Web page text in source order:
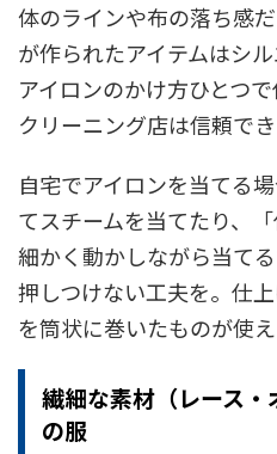
体のラインや布の落ち感
が作られたアイテムはシ
アイロンのかけ方ひとつ
クリーニング店は信頼で
自宅でアイロンを当てる
てスチームを当てたり、
細かく動かしながら当て
押しつけない工夫を。仕
を筒状に巻いたものが使え
繊細な素材（レース・
の服